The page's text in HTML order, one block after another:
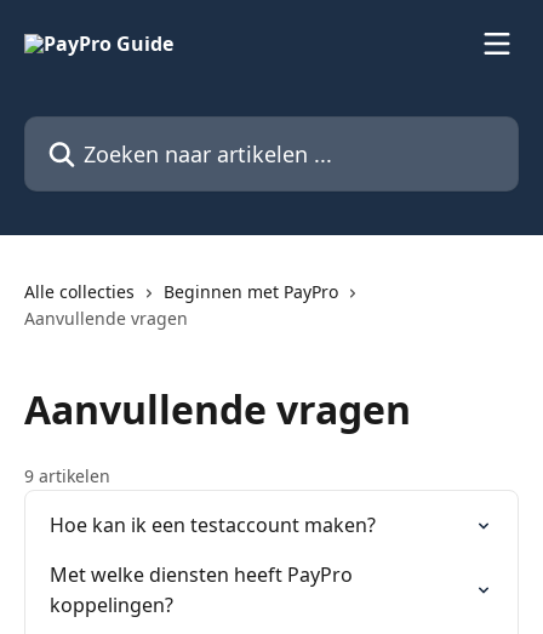
Zoeken naar artikelen ...
Alle collecties
Beginnen met PayPro
Aanvullende vragen
Aanvullende vragen
9 artikelen
Hoe kan ik een testaccount maken?
Met welke diensten heeft PayPro
koppelingen?